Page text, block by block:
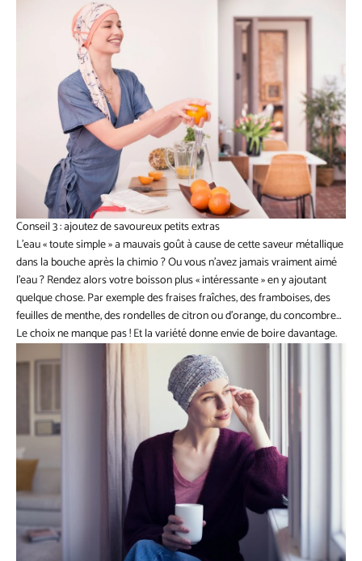
Conseil 3 : ajoutez de savoureux petits extras
L’eau « toute simple » a mauvais goût à cause de cette saveur métallique
dans la bouche après la chimio ? Ou vous n’avez jamais vraiment aimé
l’eau ? Rendez alors votre boisson plus « intéressante » en y ajoutant
quelque chose. Par exemple des fraises fraîches, des framboises, des
feuilles de menthe, des rondelles de citron ou d’orange, du concombre…
Le choix ne manque pas ! Et la variété donne envie de boire davantage.